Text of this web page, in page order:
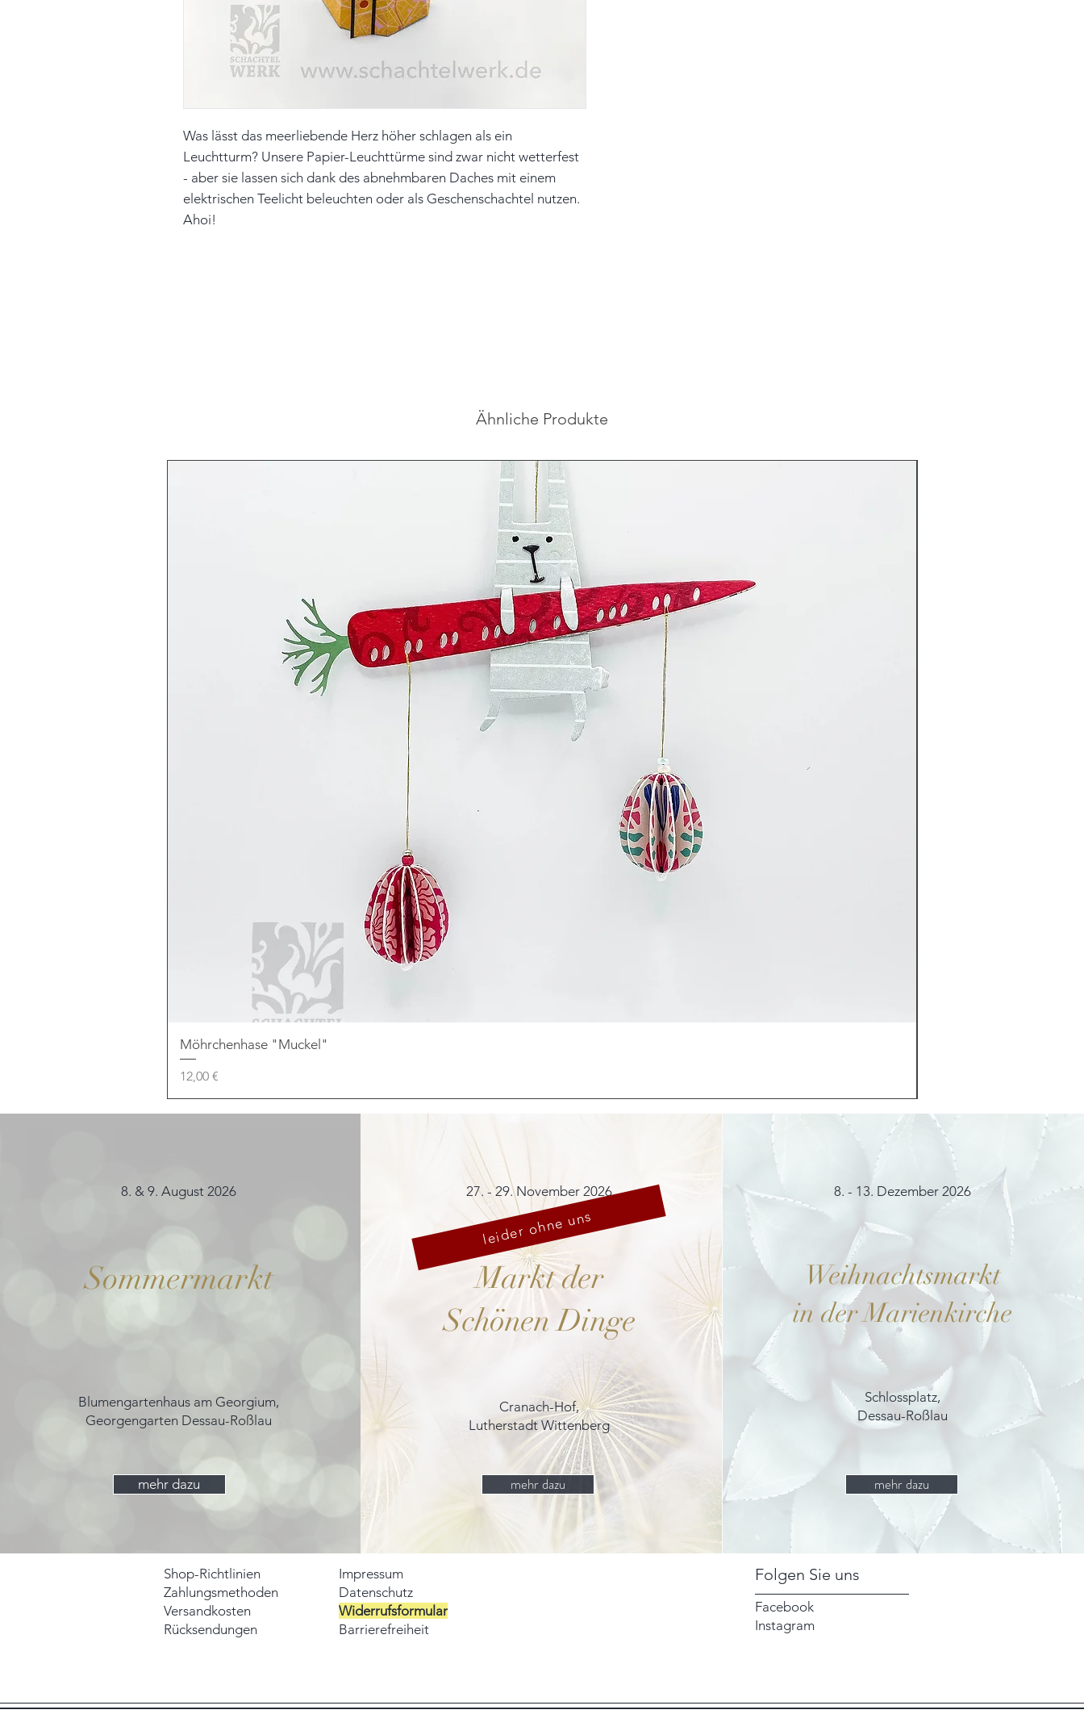
Was lässt das meerliebende Herz höher schlagen als ein
Leuchtturm? Unsere Papier-Leuchttürme sind zwar nicht wetterfest
- aber sie lassen sich dank des abnehmbaren Daches mit einem
elektrischen Teelicht beleuchten oder als Geschenschachtel nutzen.
Ahoi!
Ähnliche Produkte
Möhrchenhase "Muckel"
Preis
12,00 €
8. & 9. August 2026
Sommermarkt
Blumengartenhaus am Georgium,
Georgengarten Dessau-Roßlau
mehr dazu
27. - 29. November 2026
Markt der
Schönen Dinge
Cranach-Hof,
Lutherstadt Wittenberg
leider ohne uns
mehr dazu
8. - 13. Dezember 2026
Weihnachtsmarkt
in der Marienkirche
Schlossplatz,
Dessau-Roßlau
mehr dazu
Shop-Richtlinien
Zahlungsmethoden
Versandkosten
Rücksendungen
Impressum
Datenschutz
Widerrufsformular
Barrierefreiheit
Folgen Sie uns
Facebook
Instagram